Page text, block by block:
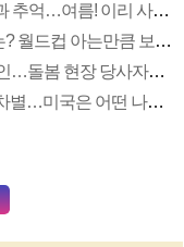
[박현주의 책 이야기] 더위가 깨운 감각과 추억…여름! 이리 사랑할 줄이야
[박현주의 책 이야기] 차세대 축구황제는? 월드컵 아는만큼 보여요
[박현주의 책 이야기] 환자·아이들·장애인…돌봄 현장 당사자의 외침
[박현주의 책 이야기] 끝없는 전쟁·인종차별…미국은 어떤 나라인가